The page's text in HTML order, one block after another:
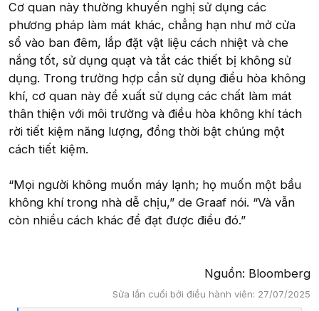
Cơ quan này thường khuyến nghị sử dụng các
phương pháp làm mát khác, chẳng hạn như mở cửa
sổ vào ban đêm, lắp đặt vật liệu cách nhiệt và che
nắng tốt, sử dụng quạt và tắt các thiết bị không sử
dụng. Trong trường hợp cần sử dụng điều hòa không
khí, cơ quan này đề xuất sử dụng các chất làm mát
thân thiện với môi trường và điều hòa không khí tách
rời tiết kiệm năng lượng, đồng thời bật chúng một
cách tiết kiệm.
“Mọi người không muốn máy lạnh; họ muốn một bầu
không khí trong nhà dễ chịu,” de Graaf nói. “Và vẫn
còn nhiều cách khác để đạt được điều đó.”
Nguồn: Bloomberg​
Sửa lần cuối bởi điều hành viên: 27/07/2025